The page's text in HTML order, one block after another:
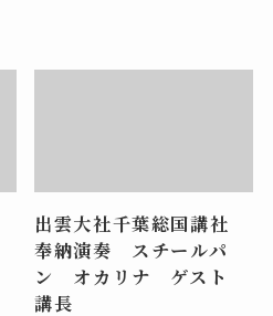
出雲大社千葉総国講社
奉納演奏 スチールパ
ン オカリナ ゲスト
講長